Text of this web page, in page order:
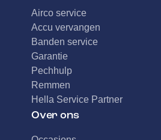
Airco service
Accu vervangen
Banden service
Garantie
Pechhulp
Remmen
Hella Service Partner
Over ons